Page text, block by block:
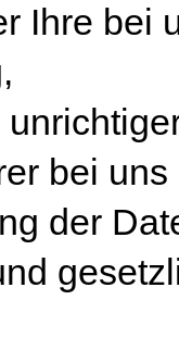
Ihre bei
bei
der